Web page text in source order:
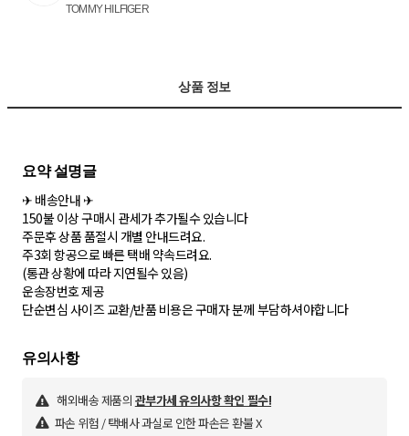
TOMMY HILFIGER
상품 정보
요약 설명글
✈ 배송안내 ✈
150불 이상 구매시 관세가 추가될수 있습니다
주문후 상품 품절시 개별 안내드려요.
주3회 항공으로 빠른 택배 약속드려요.
(통관 상황에 따라 지연될수 있음)
운송장번호 제공
단순변심 사이즈 교환/반품 비용은 구매자 분께 부담하셔야합니다
유의사항
해외배송 제품의 관부가세 유의사항 확인 필수!
파손 위험 / 택배사 과실로 인한 파손은 환불 X